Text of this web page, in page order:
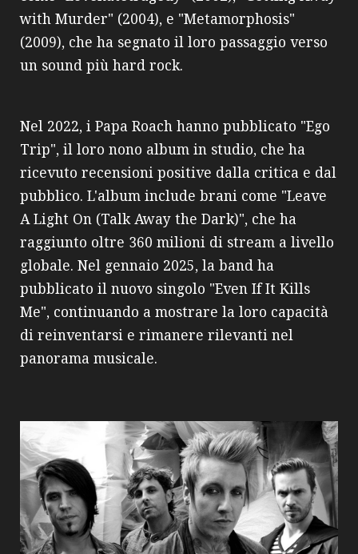
with Murder" (2004), e "Metamorphosis"
(2009), che ha segnato il loro passaggio verso
un sound più hard rock.
Nel 2022, i Papa Roach hanno pubblicato "Ego
Trip", il loro nono album in studio, che ha
ricevuto recensioni positive dalla critica e dal
pubblico. L'album include brani come "Leave
A Light On (Talk Away the Dark)", che ha
raggiunto oltre 360 milioni di stream a livello
globale. Nel gennaio 2025, la band ha
pubblicato il nuovo singolo "Even If It Kills
Me", continuando a mostrare la loro capacità
di reinventarsi e rimanere rilevanti nel
panorama musicale.